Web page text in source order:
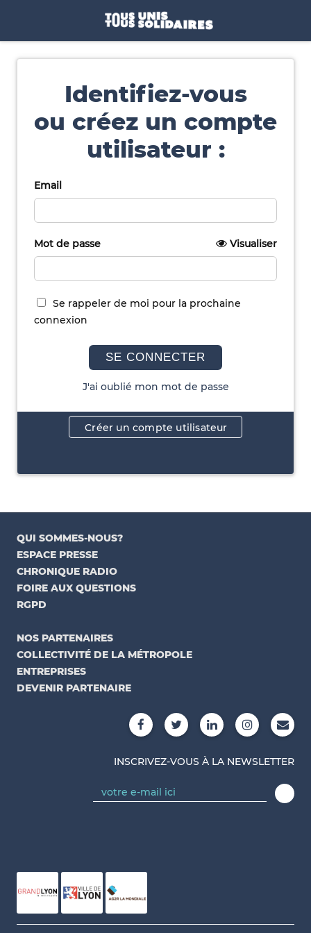
Identifiez-vous
ou créez un compte
utilisateur :
Email
Mot de passe Visualiser
Se rappeler de moi pour la prochaine
connexion
SE CONNECTER
J'ai oublié mon mot de passe
Créer un compte utilisateur
QUI SOMMES-NOUS?
ESPACE PRESSE
CHRONIQUE RADIO
FOIRE AUX QUESTIONS
RGPD
NOS PARTENAIRES
COLLECTIVITÉ DE LA MÉTROPOLE
ENTREPRISES
DEVENIR PARTENAIRE
INSCRIVEZ-VOUS À LA NEWSLETTER